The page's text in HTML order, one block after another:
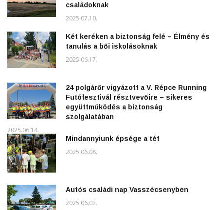
családoknak
2025.07.10.
Két keréken a biztonság felé – Élmény és
tanulás a bői iskolásoknak
2025.06.17.
24 polgárőr vigyázott a V. Répce Running
Futófesztivál résztvevőire – sikeres
együttműködés a biztonság
szolgálatában
2025.06.14.
Mindannyiunk épsége a tét
2025.06.08.
Autós családi nap Vasszécsenyben
2025.06.02.